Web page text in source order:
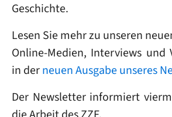
Geschichte.
Lesen Sie mehr zu unseren
Online-Medien, Interviews und
in derneuen Ausgabe unseres
Der Newsletter informiert